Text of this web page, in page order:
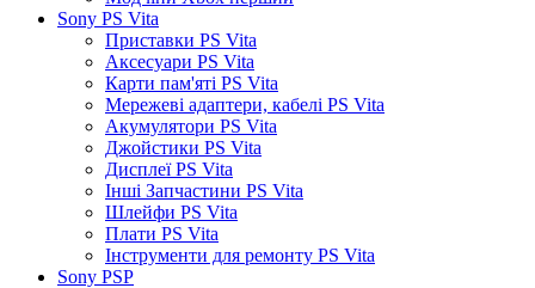
Sony PS Vita
Приставки PS Vita
Аксесуари PS Vita
Карти пам'яті PS Vita
Мережеві адаптери, кабелі PS Vita
Акумулятори PS Vita
Джойстики PS Vita
Дисплеї PS Vita
Інші Запчастини PS Vita
Шлейфи PS Vita
Плати PS Vita
Інструменти для ремонту PS Vita
Sony PSP